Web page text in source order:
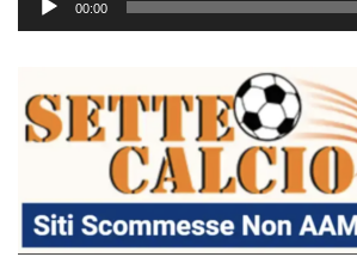
00:00